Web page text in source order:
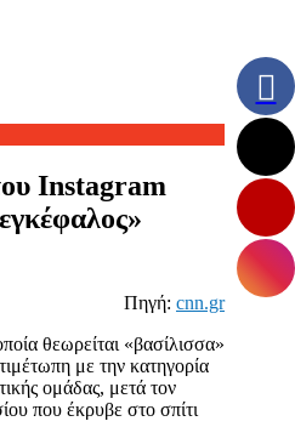
Instagram
Πηγή: cnn.gr
θεωρείται «βασίλισσα»
με την κατηγορία
ομάδας, μετά τον
που έκρυβε στο σπίτι